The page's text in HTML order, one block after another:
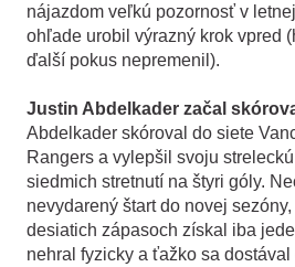
nájazdom veľkú pozornosť v
ohľade urobil výrazný krok vpred
ďalší pokus nepremenil).
Justin Abdelkader začal
Abdelkader skóroval do siete
Rangers a vylepšil svoju
siedmich stretnutí na štyri góly.
nevydarený štart do novej
desiatich zápasoch získal iba
nehral fyzicky a ťažko sa dostával